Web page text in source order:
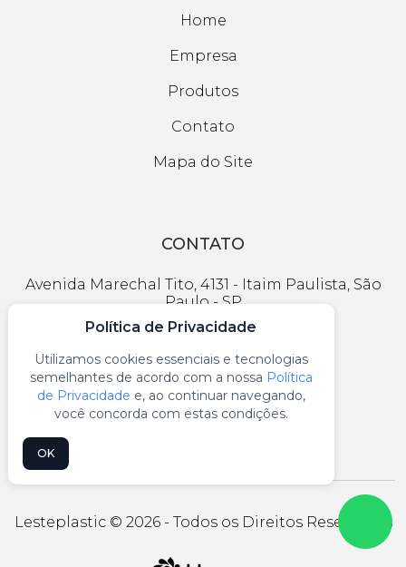
Home
Empresa
Produtos
Contato
Mapa do Site
CONTATO
Avenida Marechal Tito, 4131 - Itaim Paulista, São
Paulo - SP
vendas@lesteplastic.com.br
(11) 2561-5154
(11) 940349139
Lesteplastic © 2026 - Todos os Direitos Reservados
Política de Privacidade
Utilizamos cookies essenciais e tecnologias
semelhantes de acordo com a nossa Política
de Privacidade e, ao continuar navegando,
você concorda com estas condições.
OK